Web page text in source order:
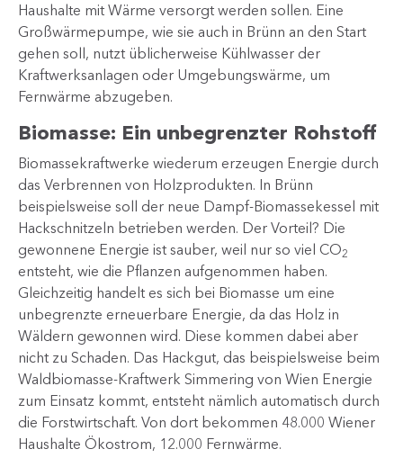
Haushalte mit Wärme versorgt werden sollen. Eine
Großwärmepumpe, wie sie auch in Brünn an den Start
gehen soll, nutzt üblicherweise Kühlwasser der
Kraftwerksanlagen oder Umgebungswärme, um
Fernwärme abzugeben.
Biomasse: Ein unbegrenzter Rohstoff
Biomassekraftwerke wiederum erzeugen Energie durch
das Verbrennen von Holzprodukten. In Brünn
beispielsweise soll der neue Dampf-Biomassekessel mit
Hackschnitzeln betrieben werden. Der Vorteil? Die
gewonnene Energie ist sauber, weil nur so viel CO2
entsteht, wie die Pflanzen aufgenommen haben.
Gleichzeitig handelt es sich bei Biomasse um eine
unbegrenzte erneuerbare Energie, da das Holz in
Wäldern gewonnen wird. Diese kommen dabei aber
nicht zu Schaden. Das Hackgut, das beispielsweise beim
Waldbiomasse-Kraftwerk Simmering von Wien Energie
zum Einsatz kommt, entsteht nämlich automatisch durch
die Forstwirtschaft. Von dort bekommen 48.000 Wiener
Haushalte Ökostrom, 12.000 Fernwärme.